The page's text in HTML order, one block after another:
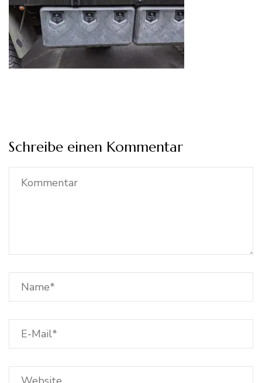
Schreibe einen Kommentar